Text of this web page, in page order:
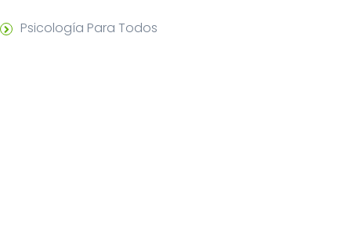
Psicología Para Todos